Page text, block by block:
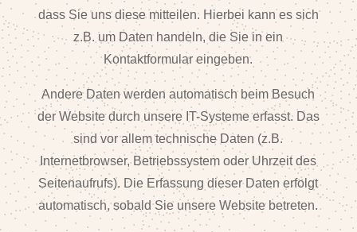
dass Sie uns diese mitteilen. Hierbei kann es sich
z.B. um Daten handeln, die Sie in ein
Kontaktformular eingeben.
Andere Daten werden automatisch beim Besuch
der Website durch unsere IT-Systeme erfasst. Das
sind vor allem technische Daten (z.B.
Internetbrowser, Betriebssystem oder Uhrzeit des
Seitenaufrufs). Die Erfassung dieser Daten erfolgt
automatisch, sobald Sie unsere Website betreten.